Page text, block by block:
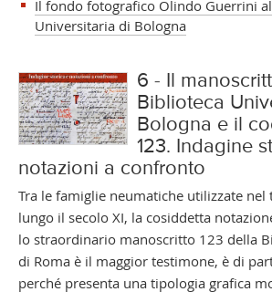
Il fondo fotografico Olindo Guerrini
Universitaria di Bologna
6 - Il
Biblioteca
Bologna e il
123. Indagine
notazioni a confronto
Tra le famiglie neumatiche utilizzate
lungo il secolo XI, la cosiddetta
lo straordinario manoscritto 123 della
di Roma è il maggior testimone, è di
perché presenta una tipologia grafica